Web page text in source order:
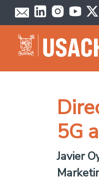
Passar para o conteúdo
5G
Javier